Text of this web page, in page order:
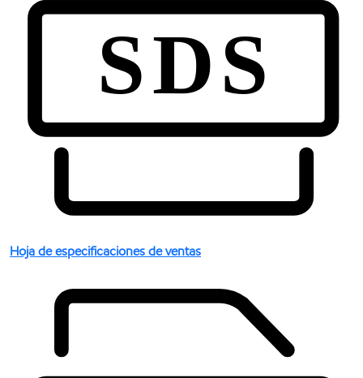
Hoja de especificaciones de ventas